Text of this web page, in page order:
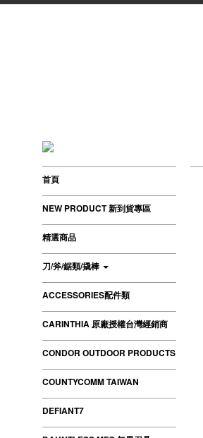
首頁
NEW PRODUCT 新到貨專區
精選商品
刀/斧/鋸類/撬棒
ACCESSORIES配件類
CARINTHIA 原廠授權台灣經銷商
CONDOR OUTDOOR PRODUCTS
COUNTYCOMM TAIWAN
DEFIANT7